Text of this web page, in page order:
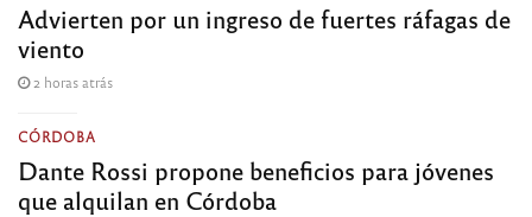
Advierten por un ingreso de fuertes ráfagas de
viento
2 horas atrás
CÓRDOBA
Dante Rossi propone beneficios para jóvenes
que alquilan en Córdoba